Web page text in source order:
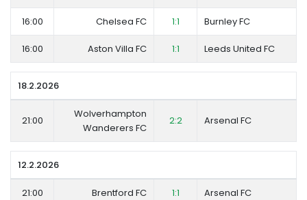
16:00 Chelsea FC 1:1 Burnley FC
16:00 Aston Villa FC 1:1 Leeds United FC
18.2.2026
21:00
Wolverhampton
Wanderers FC
2:2 Arsenal FC
12.2.2026
21:00 Brentford FC 1:1 Arsenal FC